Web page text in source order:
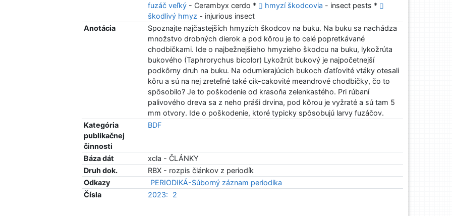
fuzáč veľký - Cerambyx cerdo * hmyzí škodcovia - insect pests *
škodlivý hmyz - injurious insect
Anotácia
Spoznajte najčastejších hmyzích škodcov na buku. Na buku sa nachádza
množstvo drobných dierok a pod kôrou je to celé popretkávané
chodbičkami. Ide o najbežnejšieho hmyzieho škodcu na buku, lykožrúta
bukového (Taphrorychus bicolor) Lykožrút bukový je najpočetnejší
podkôrny druh na buku. Na odumierajúcich bukoch ďatľovité vtáky otesali
kôru a sú na nej zreteľné také cik-cakovité meandrové chodbičky, čo to
spôsobilo? Je to poškodenie od krasoňa zelenkastého. Pri rúbaní
palivového dreva sa z neho práši drvina, pod kôrou je vyžraté a sú tam 5
mm otvory. Ide o poškodenie, ktoré typicky spôsobujú larvy fuzáčov.
Kategória
publikačnej
činnosti
BDF
Báza dát
xcla - ČLÁNKY
Druh dok.
RBX - rozpis článkov z periodík
Odkazy
PERIODIKÁ-Súborný záznam periodika
Čísla
2023: 2